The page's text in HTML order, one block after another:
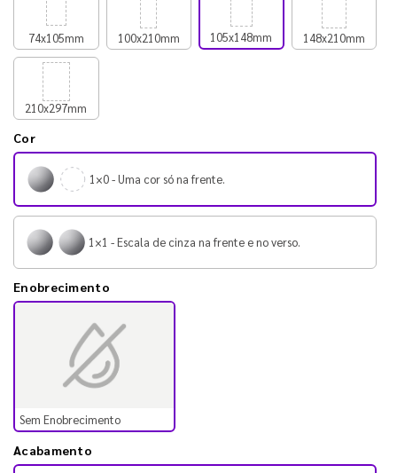
74x105mm 100x210mm 105x148mm 148x210mm
210x297mm
Cor
1×0 - Uma cor só na frente.
1×1 - Escala de cinza na frente e no verso.
Enobrecimento
Sem Enobrecimento
Acabamento